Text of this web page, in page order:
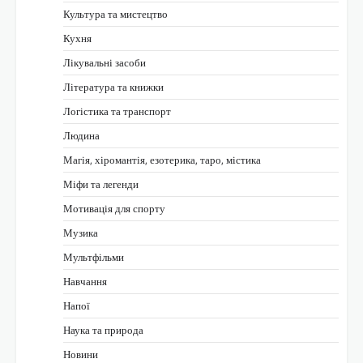
Культура та мистецтво
Кухня
Лікувальні засоби
Література та книжки
Логістика та транспорт
Людина
Магія, хіромантія, езотерика, таро, містика
Міфи та легенди
Мотивація для спорту
Музика
Мультфільми
Навчання
Напої
Наука та природа
Новини